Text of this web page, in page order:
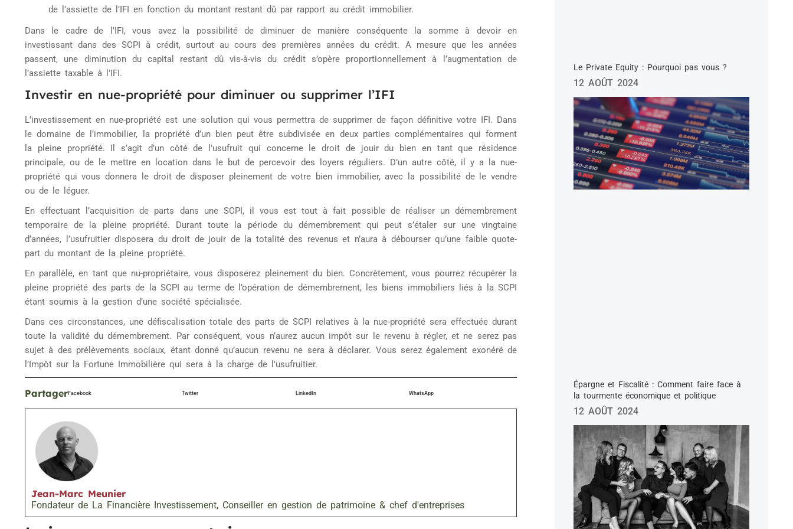
de l’assiette de l’IFI en fonction du montant restant dû par rapport au crédit immobilier.
Dans le cadre de l’IFI, vous avez la possibilité de diminuer de manière conséquente la somme à devoir en
investissant dans des SCPI à crédit, surtout au cours des premières années du crédit. A mesure que les années
passent, une diminution du capital restant dû vis-à-vis du crédit s’opère proportionnellement à l’augmentation de
l’assiette taxable à l’IFI.
Investir en nue-propriété pour diminuer ou supprimer l’IFI
L’investissement en nue-propriété est une solution qui vous permettra de supprimer de façon définitive votre IFI. Dans
le domaine de l’immobilier, la propriété d’un bien peut être subdivisée en deux parties complémentaires qui forment
la pleine propriété. Il s’agit d’un côté de l’usufruit qui concerne le droit de jouir du bien en tant que résidence
principale, ou de le mettre en location dans le but de percevoir des loyers réguliers. D’un autre côté, il y a la nue-
propriété qui vous donnera le droit de disposer pleinement de votre bien immobilier, avec la possibilité de le vendre
ou de le léguer.
En effectuant l’acquisition de parts dans une SCPI, il vous est tout à fait possible de réaliser un démembrement
temporaire de la pleine propriété. Durant toute la période du démembrement qui peut s’étaler sur une vingtaine
d’années, l’usufruitier disposera du droit de jouir de la totalité des revenus et n’aura à débourser qu’une faible quote-
part du montant de la pleine propriété.
En parallèle, en tant que nu-propriétaire, vous disposerez pleinement du bien. Concrètement, vous pourrez récupérer la
pleine propriété des parts de la SCPI au terme de l’opération de démembrement, les biens immobiliers liés à la SCPI
étant soumis à la gestion d’une société spécialisée.
Dans ces circonstances, une défiscalisation totale des parts de SCPI relatives à la nue-propriété sera effectuée durant
toute la validité du démembrement. Par conséquent, vous n’aurez aucun impôt sur le revenu à régler, et ne serez pas
sujet à des prélèvements sociaux, étant donné qu’aucun revenu ne sera à déclarer. Vous serez également exonéré de
l’Impôt sur la Fortune Immobilière qui sera à la charge de l’usufruitier.
PartagerFacebook Twitter LinkedIn WhatsApp
Jean-Marc Meunier
Fondateur de La Financière Investissement, Conseiller en gestion de patrimoine & chef d'entreprises
Le Private Equity : Pourquoi pas vous ?
12 AOÛT 2024
Épargne et Fiscalité : Comment faire face à
la tourmente économique et politique
12 AOÛT 2024